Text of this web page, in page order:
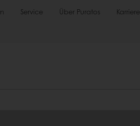
Service Über Puratos Karriere